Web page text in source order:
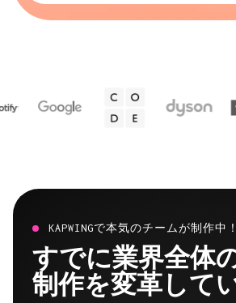
すでに業界全体
制作を変革して